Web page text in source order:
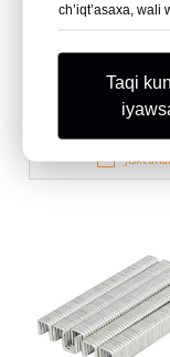
16 Calibre 3/4
Corona Grapas
Ukaxa
ch’iqt’asaxa,
Taqi